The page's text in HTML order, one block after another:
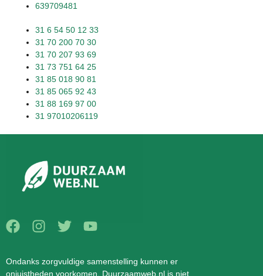
639709481
31 6 54 50 12 33
31 70 200 70 30
31 70 207 93 69
31 73 751 64 25
31 85 018 90 81
31 85 065 92 43
31 88 169 97 00
31 97010206119
Ondanks zorgvuldige samenstelling kunnen er
onjuistheden voorkomen. Duurzaamweb.nl is niet